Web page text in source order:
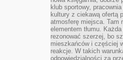
klub sportowy,
kultury z ciekawą ofertą
atmosferę miejsca. Tam
elementem tłumu.
rezonować szerzej, bo
mieszkańców i częściej
reakcje. W takich
odpowiedzialności za